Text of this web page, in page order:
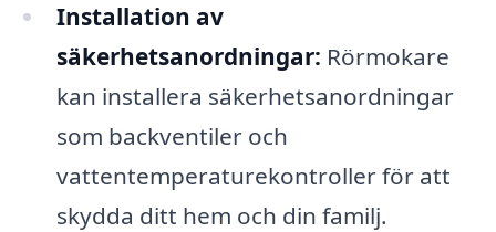
Installation av
säkerhetsanordningar: Rörmokare
kan installera säkerhetsanordningar
som backventiler och
vattentemperaturekontroller för att
skydda ditt hem och din familj.